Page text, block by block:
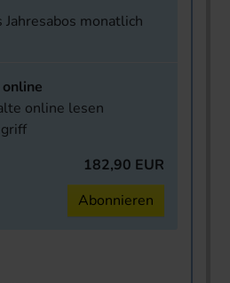
monatlich
online lesen
182,90 EUR
Abonnieren